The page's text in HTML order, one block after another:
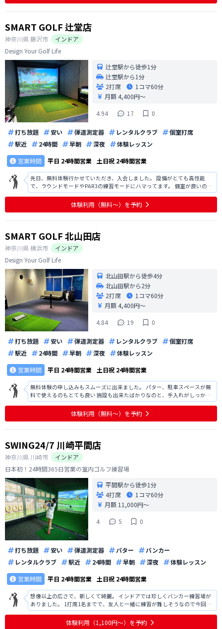
SMART GOLF 辻堂店
神奈川県 藤沢市
インドア
Design Your Golf Life
辻堂駅から徒歩1分
辻堂駅から1分
2打席
1コマ60分
月額 4,400円〜
4.94
17 0
打ち放題 安い 弾道測定器 レンタルクラブ
個室打席
駅近
24時間 早朝 深夜
体験レッスン
営業時間
平日 24時間営業 土日祝 24時間営業
先日、無料体験行かせていただき、入会しました。 設備がとても高性能
で、ラウンドモードやPAR3の練習モードにハマってます。 個室が良いの
と、あとはオートティーなのでとても楽です。
体験利用（無料〜）を予約
SMART GOLF 北山田店
神奈川県横浜市
インドア
Design Your Golf Life
北山田駅から徒歩4分
北山田駅から2分
2打席
1コマ60分
月額 4,400円〜
4.84
19 0
打ち放題 安い 弾道測定器 レンタルクラブ
個室打席
駅近
24時間 早朝 深夜
体験レッスン
営業時間
平日 24時間営業 土日祝 24時間営業
無料体験の申し込みもスムーズに出来ました。 パター、駐車スペースが無
料で使えるのもとても良い 施設も出来たばかりなのと、手入れがしっかり
されていてとても綺麗だった
体験利用（無料〜）を予約
SWING24/7 川崎平間店
神奈川県 川崎市
インドア
日本初！24時間365日営業の室内ゴルフ練習場
平間駅から徒歩1分
4打席
1コマ60分
月額 11,000円〜
4
5 0
打ち放題 安い 弾道測定器 パター
バンカー
レンタルクラブ
駅近 24時間 早朝 深夜
体験レッスン
営業時間
平日 24時間営業 土日祝 24時間営業
想像以上の広さで、新しくて綺麗。 インドアでは珍しくバンカー練習場が
ありました。 1打席1名までで、友人と一緒に練習が難しそうなので今回は
入会を見送りました。
体験利用（1,100円〜）を予約